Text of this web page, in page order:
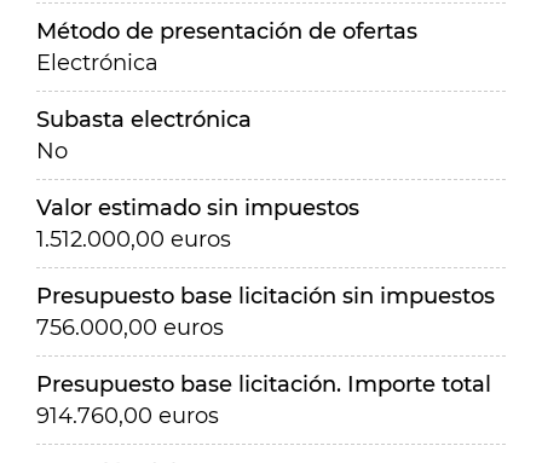
Método de presentación de ofertas
Electrónica
Subasta electrónica
No
Valor estimado sin impuestos
1.512.000,00 euros
Presupuesto base licitación sin impuestos
756.000,00 euros
Presupuesto base licitación. Importe total
914.760,00 euros